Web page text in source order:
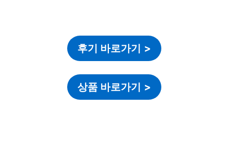
후기 바로가기 >
상품 바로가기 >